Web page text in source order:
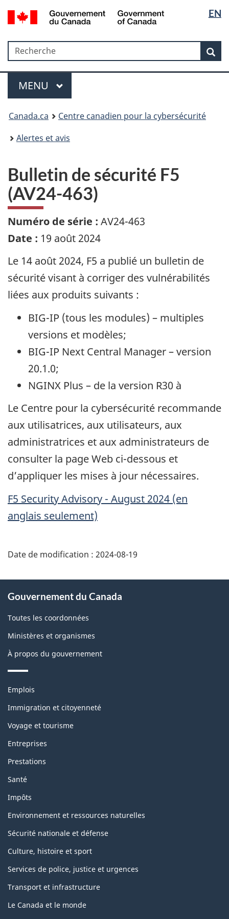
Passer
au
Passer
à
sujet
du
Passer
à
HTML
simplifiée
la
langue
EN
Government
Gouvernement
du
Recherche
Recherche
Menu
MAIN
MENU
Canada.ca
Centre canadien pour la cybersécurité
Alertes et avis
Bulletin de sécurité F5
(AV24-463)
Numéro de série : AV24-463
Date : 19 août 2024
Le 14 août 2024, F5 a publié un bulletin de
sécurité visant à corriger des vulnérabilités
liées aux produits suivants :
BIG-IP (tous les modules) – multiples
versions et modèles;
BIG-IP Next Central Manager– version
20.1.0;
NGINX Plus – de la version R30 à
Le Centre pour la cybersécurité recommande
aux utilisatrices, aux utilisateurs, aux
administratrices et aux administrateurs de
consulter la page Web ci-dessous et
d’appliquer les mises à jour nécessaires.
F5 Security Advisory - August 2024 (en
anglais seulement)
Date de modification : 2024-08-19
propos
de
ce
Gouvernement du Canada
Toutes les coordonnées
Ministères et organismes
À propos du gouvernement
Thèmes
sujets
Emplois
Immigration et citoyenneté
Voyage et tourisme
Entreprises
Prestations
Santé
Impôts
Environnement et ressources naturelles
Sécurité nationale et défense
Culture, histoire et sport
Services de police, justice et urgences
Transport et infrastructure
Le Canada et le monde